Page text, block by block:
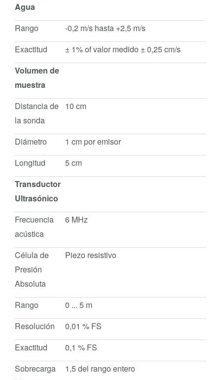
Agua
Rango
-0,2 m/s hasta +2,5 m/s
Exactitud
± 1% of valor medido ± 0,25 cm/s
Volumen de
muestra
Distancia de
la sonda
10 cm
Diámetro
1 cm por emisor
Longitud
5 cm
Transductor
Ultrasónico
Frecuencia
acústica
6 MHz
Célula de
Presión
Absoluta
Piezo resistivo
Rango
0 ... 5 m
Resolución
0,01 % FS
Exactitud
0,1 % FS
Sobrecarga
1,5 del rango entero